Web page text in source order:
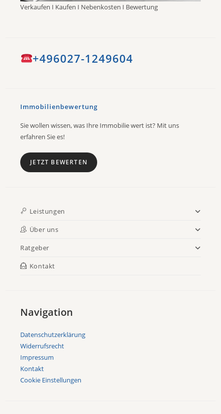
Verkaufen I Kaufen I Nebenkosten I Bewertung
+496027-1249604
Immobilienbewertung
Sie wollen wissen, was Ihre Immobilie wert ist? Mit uns
erfahren Sie es!
JETZT BEWERTEN
Leistungen
Über uns
Ratgeber
Kontakt
Navigation
Datenschutzerklärung
Widerrufsrecht
Impressum
Kontakt
Cookie Einstellungen